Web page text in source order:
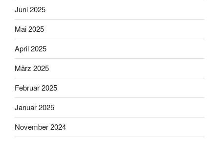
Juni 2025
Mai 2025
April 2025
März 2025
Februar 2025
Januar 2025
November 2024